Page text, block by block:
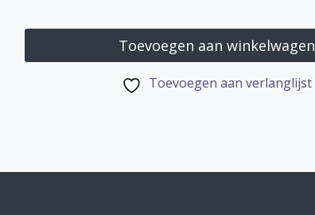
Toevoegen aan winkelwagen
Toevoegen aan verlanglijst